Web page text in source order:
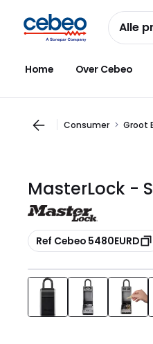
naar
navigatie
naar
inhoud
Alle
Home Over Cebeo
Consumer Groot
MasterLock -
Kopiëren
Ref Cebeo 5480EURD